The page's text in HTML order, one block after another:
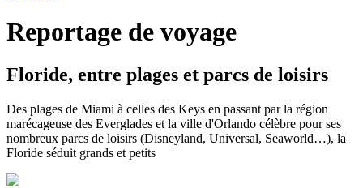
Reportage de voyage
Floride, entre plages et parcs de loisirs
Des plages de Miami à celles des Keys en passant par la région
marécageuse des Everglades et la ville d'Orlando célèbre pour ses
nombreux parcs de loisirs (Disneyland, Universal, Seaworld…), la
Floride séduit grands et petits